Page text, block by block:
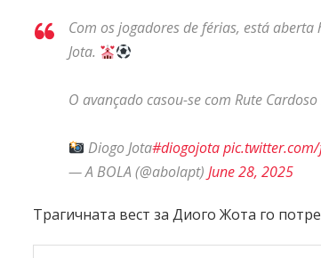
Com os jogadores de férias, está
Jota.
O avançado casou-se com Rute
Diogo Jota#diogojotapic.twitter.com/
— A BOLA (@abolapt) June 28, 2025
Трагичната вест за Диого Жота го